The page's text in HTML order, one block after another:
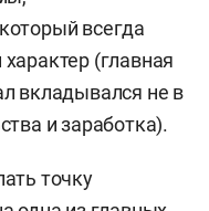
всегда
(главная
вкладывался не в
и заработка).
точку